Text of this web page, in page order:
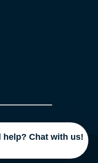
help? Chat with us!